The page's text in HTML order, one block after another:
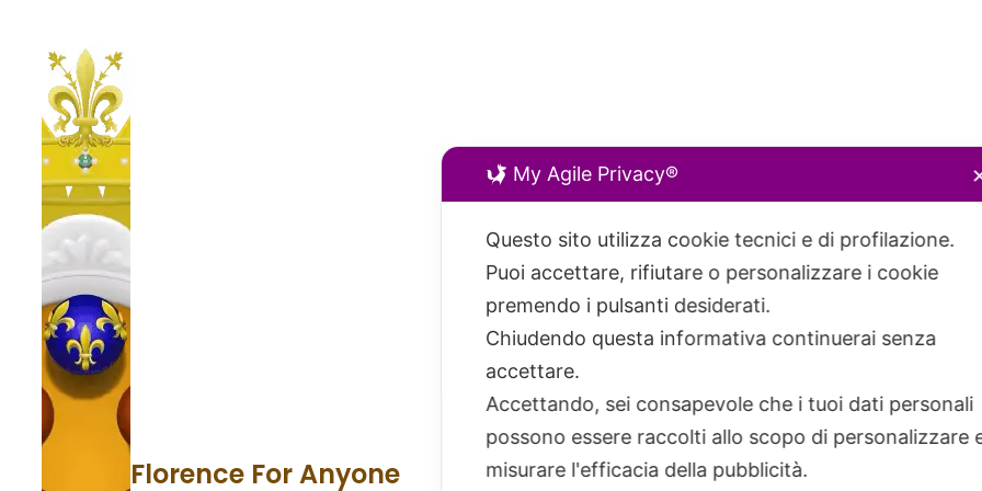
Florence For Anyone
My Agile Privacy®
Questo sito utilizza cookie tecnici e di profilazione.
Puoi accettare, rifiutare o personalizzare i cookie
premendo i pulsanti desiderati.
Chiudendo questa informativa continuerai senza
accettare.
Accettando, sei consapevole che i tuoi dati personali
possono essere raccolti allo scopo di personalizzare
misurare l'efficacia della pubblicità.